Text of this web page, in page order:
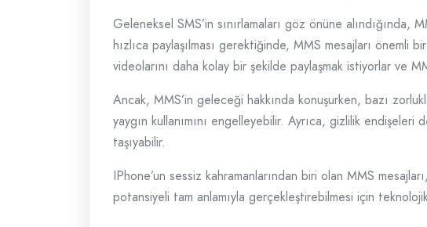
Geleneksel SMS’in sınırlamaları göz önüne
hızlıca paylaşılması gerektiğinde, MMS mesajları
videolarını daha kolay bir şekilde paylaşmak istiyorlar ve
Ancak, MMS’in geleceği hakkında konuşurken, bazı
yaygın kullanımını engelleyebilir. Ayrıca, gizlilik
taşıyabilir.
IPhone’un sessiz kahramanlarından biri olan MMS
potansiyeli tam anlamıyla gerçekleştirebilmesi için